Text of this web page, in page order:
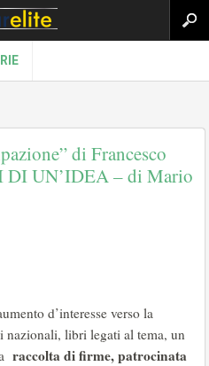
di Francesco
UN’IDEA – di Mario
d’interesse verso la
nazionali, libri legati al tema, un
raccolta di firme, patrocinata